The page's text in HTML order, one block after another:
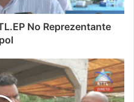
No Reprezentante